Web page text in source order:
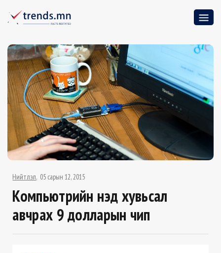
Нийтлэл 05 сарын 12, 2015
Компьютрийн үнэд хувьсал
авчрах 9 долларын чип